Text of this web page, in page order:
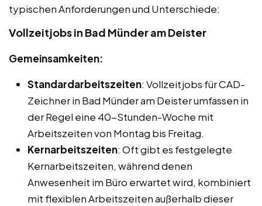
typischen Anforderungen und Unterschiede:
Vollzeitjobs in Bad Münder am Deister
Gemeinsamkeiten:
Standardarbeitszeiten: Vollzeitjobs für CAD-
Zeichner in Bad Münder am Deister umfassen in
der Regel eine 40-Stunden-Woche mit
Arbeitszeiten von Montag bis Freitag.
Kernarbeitszeiten: Oft gibt es festgelegte
Kernarbeitszeiten, während denen
Anwesenheit im Büro erwartet wird, kombiniert
mit flexiblen Arbeitszeiten außerhalb dieser